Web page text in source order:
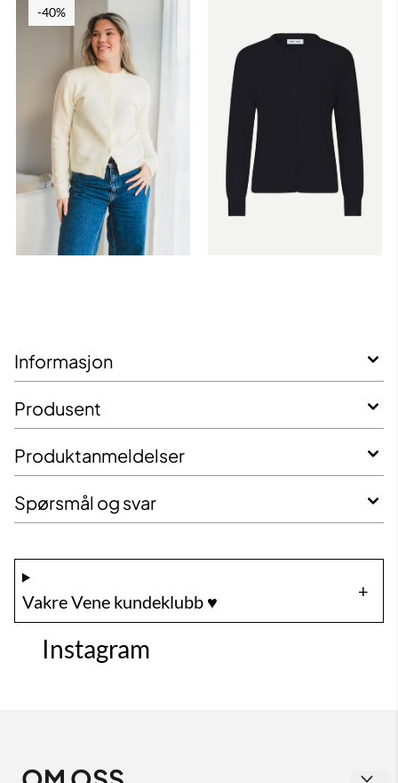
-40%
Informasjon
Produsent
Produktanmeldelser
Spørsmål og svar
Vakre Vene kundeklubb ♥️
Instagram